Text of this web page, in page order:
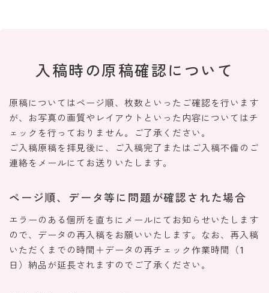
入稿時の原稿確認について
原稿についてはページ順、枚数といったご確認を行います
が、お写真の画質やレイアウトといった内容についてはチ
ェックを行っておりません。ご了承ください。
ご入稿原稿を拝見後に、ご入稿完了またはご入稿不備のご
連絡をメールにてお送りいたします。
ページ順、データ等に問題が確認された場合
エラーのある個所を直ちにメールにてお知らせいたします
ので、データの再入稿をお願いいたします。なお、再入稿
いただくまでの時間＋データの再チェック作業時間（1
日）納品が延長されますのでご了承ください。